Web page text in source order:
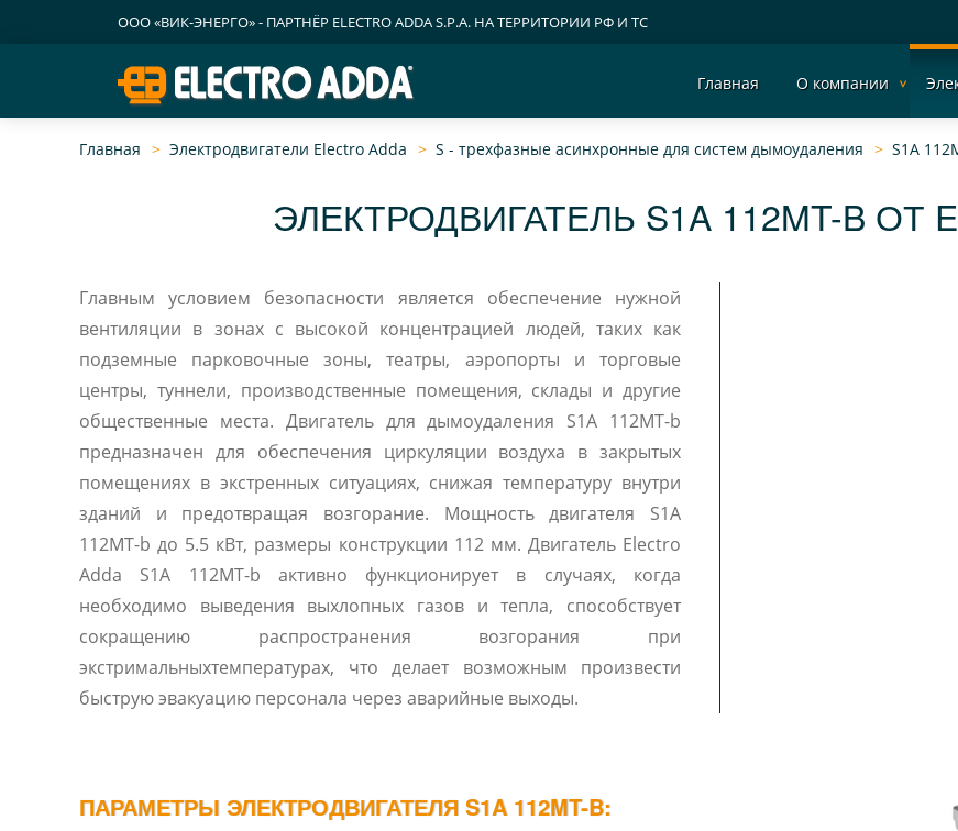
ООО «ВИК-ЭНЕРГО» - ПАРТНЁР ELECTRO ADDA S.P.A. НА ТЕРРИТОРИИ РФ И ТС
Главная О компании
Главная Электродвигатели Electro Adda S - трехфазные асинхронные для систем дымоудаления S1A
ЭЛЕКТРОДВИГАТЕЛЬ S1A 112MT-B ОТ
Главным условием безопасности является обеспечение нужной
вентиляции в зонах с высокой концентрацией людей, таких как
подземные парковочные зоны, театры, аэропорты и торговые
центры, туннели, производственные помещения, склады и другие
общественные места. Двигатель для дымоудаления S1A 112MT-b
предназначен для обеспечения циркуляции воздуха в закрытых
помещениях в экстренных ситуациях, снижая температуру внутри
зданий и предотвращая возгорание. Мощность двигателя S1A
112MT-b до 5.5 кВт, размеры конструкции 112 мм. Двигатель Electro
Adda S1A 112MT-b активно функционирует в случаях, когда
необходимо выведения выхлопных газов и тепла, способствует
сокращению распространения возгорания при
экстримальныхтемпературах, что делает возможным произвести
быструю эвакуацию персонала через аварийные выходы.
ПАРАМЕТРЫ ЭЛЕКТРОДВИГАТЕЛЯ S1A 112MT-B: